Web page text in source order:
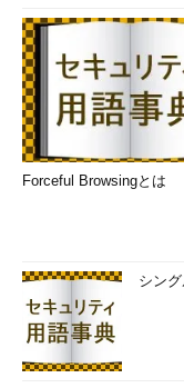
Forceful Browsingとは
シン